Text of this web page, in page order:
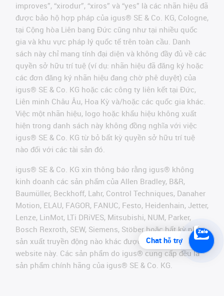
improves”, “xirodur”, “xiros” và “yes” là các nhãn hiệu đã
được bảo hộ hợp pháp của igus® SE & Co. KG, Cologne,
tại Cộng hòa Liên bang Đức cũng như tại nhiều quốc
gia và khu vực pháp lý quốc tế trên toàn cầu. Danh
sách này chỉ mang tính đại diện và không đầy đủ về các
quyền sở hữu trí tuệ (ví dụ: nhãn hiệu đã đăng ký hoặc
các đơn đăng ký nhãn hiệu đang chờ phê duyệt) của
igus® SE & Co. KG hoặc các công ty liên kết tại Đức,
Liên minh Châu Âu, Hoa Kỳ và/hoặc các quốc gia khác.
Việc một nhãn hiệu, logo hoặc khẩu hiệu không xuất
hiện trong danh sách này không đồng nghĩa với việc
igus® SE & Co. KG từ bỏ bất kỳ quyền sở hữu trí tuệ
nào đối với các tài sản đó.
igus® SE & Co. KG xin thông báo rằng igus® không
kinh doanh các sản phẩm của Allen Bradley, B&R,
Baumüller, Beckhoff, Lahr, Control Techniques, Danaher
Motion, ELAU, FAGOR, FANUC, Festo, Heidenhain, Jetter,
Lenze, LinMot, LTi DRiVES, Mitsubishi, NUM, Parker,
Bosch Rexroth, SEW, Siemens, Stöber hoặc bất kỳ nhà
sản xuất truyền động nào khác được đề cập trên
website này. Các sản phẩm do igus® cung cấp đều là
sản phẩm chính hãng của igus® SE & Co. KG.
Chat hỗ trợ